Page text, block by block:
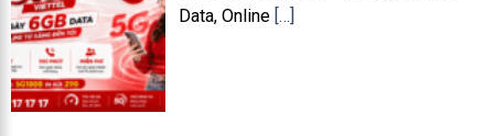
Data, Online […]